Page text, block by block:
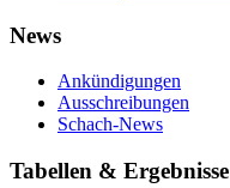
News
Ankündigungen
Ausschreibungen
Schach-News
Tabellen & Ergebnisse